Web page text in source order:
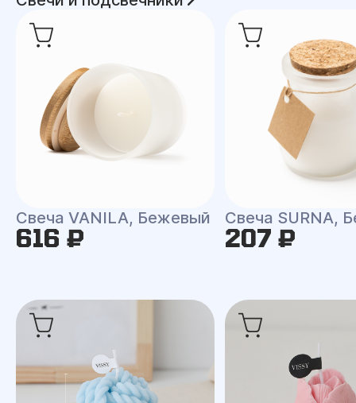
Свеча VANILA, Бежевый
616 ₽
Свеча SURNA,
207 ₽